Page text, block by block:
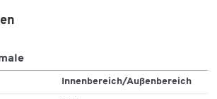
Innenbereich/Außenbereich
Zoomen doppeltippen